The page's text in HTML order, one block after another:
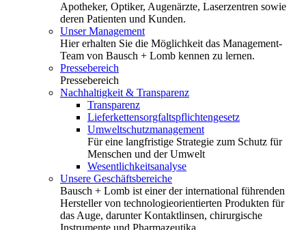
Apotheker, Optiker, Augenärzte, Laserzentren sowie
deren Patienten und Kunden.
Unser Management
Hier erhalten Sie die Möglichkeit das Management-
Team von Bausch + Lomb kennen zu lernen.
Pressebereich
Pressebereich
Nachhaltigkeit & Transparenz
Transparenz
Lieferkettensorgfaltspflichtengesetz
Umweltschutzmanagement
Für eine langfristige Strategie zum Schutz für
Menschen und der Umwelt
Wesentlichkeitsanalyse
Unsere Geschäftsbereiche
Bausch + Lomb ist einer der international führenden
Hersteller von technologieorientierten Produkten für
das Auge, darunter Kontaktlinsen, chirurgische
Instrumente und Pharmazeutika.